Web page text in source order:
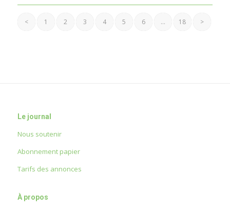
< 1 2 3 4 5 6 … 18 >
Le journal
Nous soutenir
Abonnement papier
Tarifs des annonces
À propos